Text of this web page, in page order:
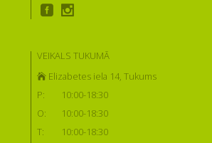
VEIKALS TUKUMĀ
Elizabetes iela 14, Tukums
P:
10:00-18:30
O:
10:00-18:30
T:
10:00-18:30